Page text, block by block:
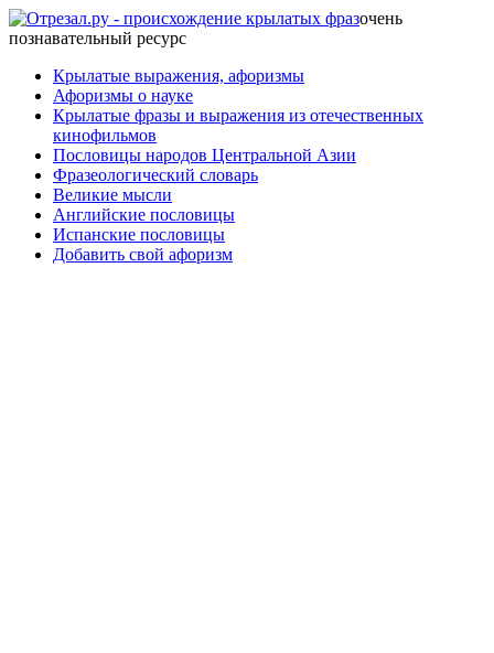
очень
познавательный ресурс
Крылатые выражения, афоризмы
Афоризмы о науке
Крылатые фразы и выражения из отечественных
кинофильмов
Пословицы народов Центральной Азии
Фразеологический словарь
Великие мысли
Английские пословицы
Испанские пословицы
Добавить свой афоризм